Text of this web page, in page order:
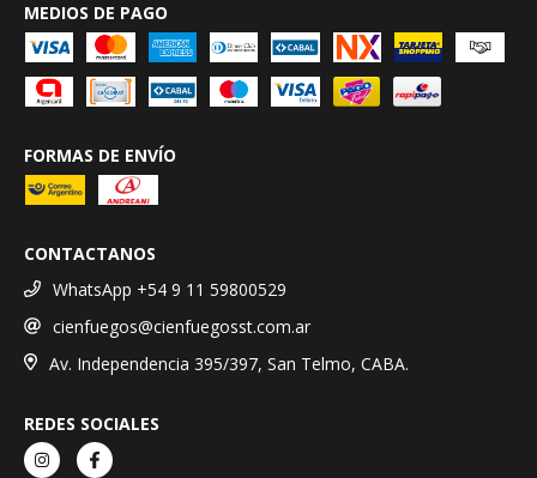
MEDIOS DE PAGO
FORMAS DE ENVÍO
CONTACTANOS
WhatsApp +54 9 11 59800529
cienfuegos@cienfuegosst.com.ar
Av. Independencia 395/397, San Telmo, CABA.
REDES SOCIALES